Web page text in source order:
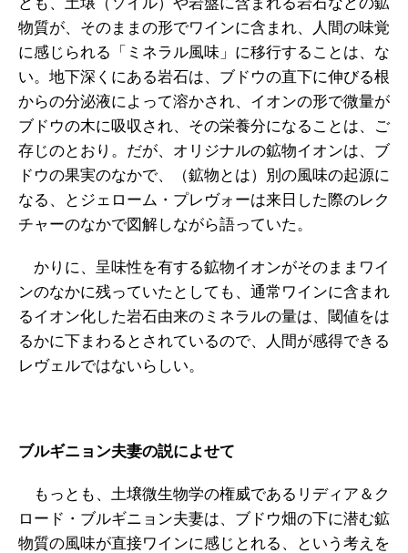
物質が、そのままの形でワインに含まれ、人間の味覚
に感じられる「ミネラル風味」に移行することは、な
い。地下深くにある岩石は、ブドウの直下に伸びる根
からの分泌液によって溶かされ、イオンの形で微量が
ブドウの木に吸収され、その栄養分になることは、ご
存じのとおり。だが、オリジナルの鉱物イオンは、ブ
ドウの果実のなかで、（鉱物とは）別の風味の起源に
なる、とジェローム・プレヴォーは来日した際のレク
チャーのなかで図解しながら語っていた。
かりに、呈味性を有する鉱物イオンがそのままワイ
ンのなかに残っていたとしても、通常ワインに含まれ
るイオン化した岩石由来のミネラルの量は、閾値をは
るかに下まわるとされているので、人間が感得できる
レヴェルではないらしい。
ブルギニョン夫妻の説によせて
もっとも、土壌微生物学の権威であるリディア＆ク
ロード・ブルギニョン夫妻は、ブドウ畑の下に潜む鉱
物質の風味が直接ワインに感じとれる、という考えを